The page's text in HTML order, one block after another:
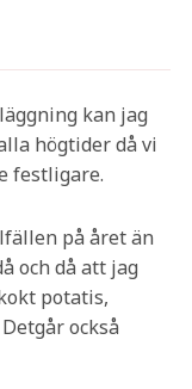
kan jag
högtider då vi
festligare.
på året än
och då att jag
potatis,
också